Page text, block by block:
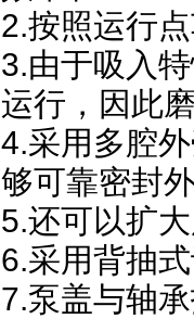
2.按照运行
3.由于吸入
运行，因此
4.采用多腔
够可靠密封
5.还可以扩
6.采用背抽
7.泵盖与轴